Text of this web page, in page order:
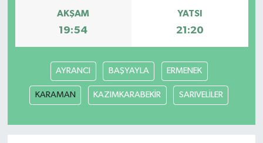
AKŞAM
19:54
YATSI
21:20
AYRANCI BAŞYAYLA ERMENEK
KARAMAN KAZIMKARABEKİR SARIVELİLER